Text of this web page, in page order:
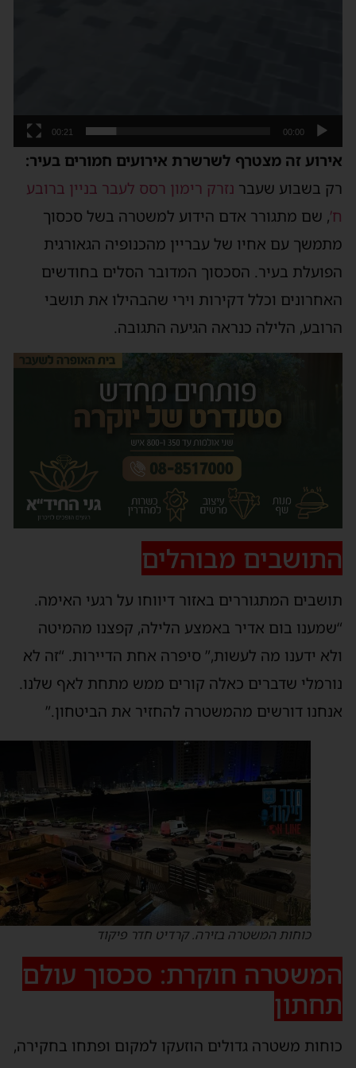
00:00
00:21
זה מצטרף לשרשרת אירועים חמורים בעיר:
בשבוע שעברנזרק רימון רסס לעבר בניין ברובע
, שם מתגורר אדם הידוע למשטרה בשל סכסוך
עם אחיו של עבריין מהכנופיה הגאורגית
בעיר. הסכסוך המדובר הסלים בחודשים
וכלל דקירות וירי שהבהילו את תושבי
הלילה כנראה הגיעה התגובה.
מבוהלים
המתגוררים באזור דיווחו על רגעי האימה.
בום אדיר באמצע הלילה, קפצנו מהמיטה
ידענו מה לעשות,” סיפרה אחת הדיירות. “זה לא
שדברים כאלה קורים ממש מתחת לאף שלנו.
דורשים מהמשטרה להחזיר את הביטחון.”
כוחות המשטרה בזירה. קרדיט חדר פיקוד
חוקרת: סכסוך עולם
משטרה גדולים הוזעקו למקום ופתחו בחקירה,